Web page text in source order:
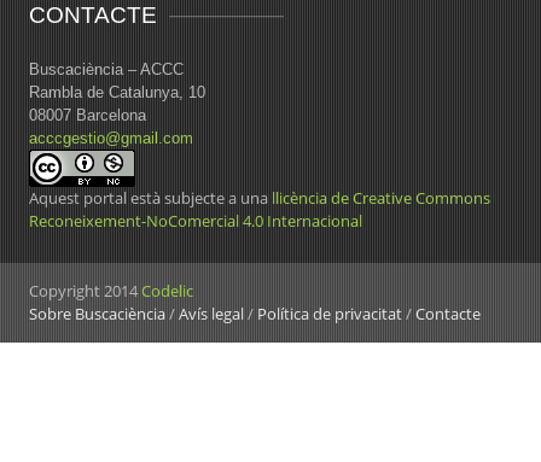
CONTACTE
Buscaciència – ACCC
Rambla de Catalunya, 10
08007 Barcelona
acccgestio@gmail.com
Aquest portal està subjecte a una llicència de Creative Commons
Reconeixement-NoComercial 4.0 Internacional
Copyright 2014Codelic
Sobre Buscaciència/Avís legal/ Política de privacitat/Contacte